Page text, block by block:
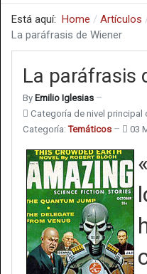
Está aquí: Home Artículos
La paráfrasis de Wiener
La paráfrasis
By Emilio Iglesias
Categoría de nivel principal
Categoría:Temáticos 03